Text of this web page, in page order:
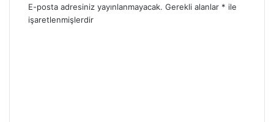
E-posta adresiniz yayınlanmayacak. Gerekli alanlar * ile
işaretlenmişlerdir